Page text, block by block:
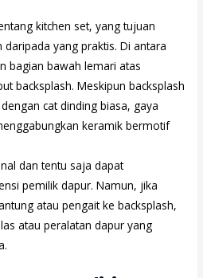
kitchen set, yang tujuan
yang praktis. Di antara
bagian bawah lemari atas
backsplash. Meskipun backsplash
cat dinding biasa, gaya
keramik bermotif
dan tentu saja dapat
pemilik dapur. Namun, jika
atau pengait ke backsplash,
atau peralatan dapur yang